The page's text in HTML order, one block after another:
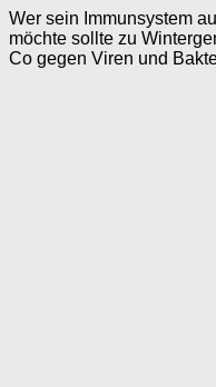
Wer sein Immunsystem
möchte sollte zu
Co gegen Viren und